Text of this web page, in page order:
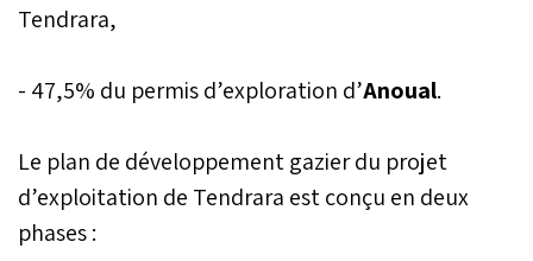
Tendrara,
- 47,5% du permis d’exploration d’Anoual.
Le plan de développement gazier du projet
d’exploitation de Tendrara est conçu en deux
phases :